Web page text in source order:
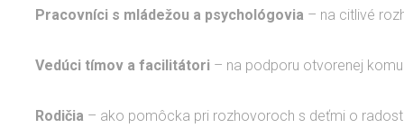
Pracovníci s mládežou a psychológovia – na citlivé
Vedúci tímov a facilitátori – na podporu otvorenej
Rodičia – ako pomôcka pri rozhovoroch s deťmi o